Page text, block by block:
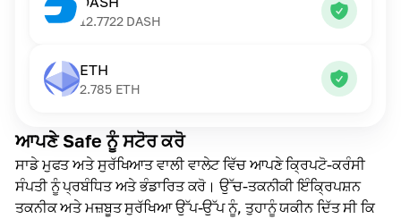
ਆਪਣੇ Safe ਨੂੰ ਸਟੋਰ ਕਰੋ
ਸਾਡੇ ਮੁਫਤ ਅਤੇ ਸੁਰੱਖਿਆਤ ਵਾਲੀ ਵਾਲੇਟ ਵਿੱਚ ਆਪਣੇ ਕ੍ਰਿਪਟੋ-ਕਰੰਸੀ
ਸੰਪਤੀ ਨੂੰ ਪ੍ਰਬੰਧਿਤ ਅਤੇ ਭੰਡਾਰਿਤ ਕਰੋ। ਉੱਚ-ਤਕਨੀਕੀ ਇੰਕ੍ਰਿਪਸ਼ਨ
ਤਕਨੀਕ ਅਤੇ ਮਜ਼ਬੂਤ ਸੁਰੱਖਿਆ ਉੱਪ-ਉੱਪ ਨੂੰ, ਤੁਹਾਨੂੰ ਯਕੀਨ ਦਿੱਤ ਸੀ ਕਿ
12.7722 DASH
ETH
2.785 ETH